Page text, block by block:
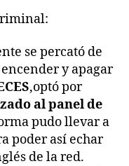
se percató de
y apagar
,optó por
al panel de
pudo llevar a
poder así echar
de la red.